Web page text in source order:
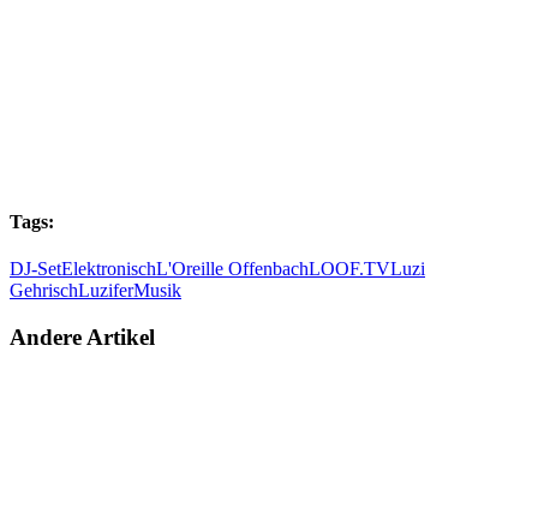
Tags:
DJ-SetElektronischL'Oreille OffenbachLOOF.TVLuzi
GehrischLuziferMusik
Andere Artikel